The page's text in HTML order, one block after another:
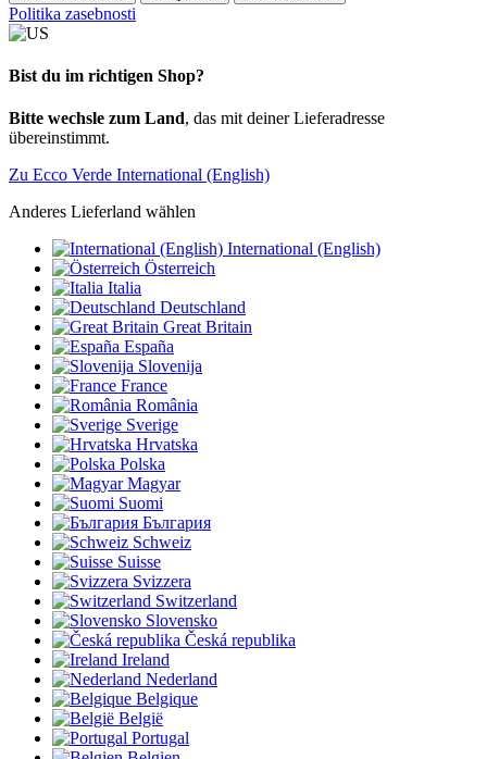
Politika zasebnosti
Bist du im richtigen Shop?
Bitte wechsle zum Land, das mit deiner Lieferadresse
übereinstimmt.
Zu Ecco Verde International (English)
Anderes Lieferland wählen
International (English)
Österreich
Italia
Deutschland
Great Britain
España
Slovenija
France
România
Sverige
Hrvatska
Polska
Magyar
Suomi
България
Schweiz
Suisse
Svizzera
Switzerland
Slovensko
Česká republika
Ireland
Nederland
Belgique
België
Portugal